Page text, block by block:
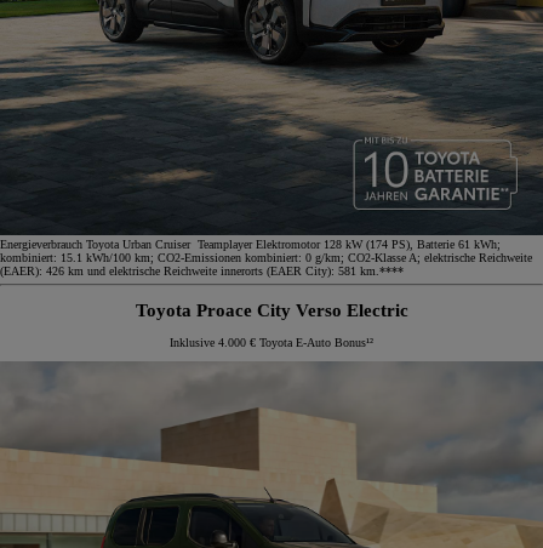
Energieverbrauch Toyota Urban Cruiser Teamplayer Elektromotor 128 kW (174 PS), Batterie 61 kWh;
kombiniert: 15.1 kWh/100 km; CO2-Emissionen kombiniert: 0 g/km; CO2-Klasse A; elektrische Reichweite
(EAER): 426 km und elektrische Reichweite innerorts (EAER City): 581 km.****
Toyota Proace City Verso Electric
Inklusive 4.000 € Toyota E-Auto Bonus¹²